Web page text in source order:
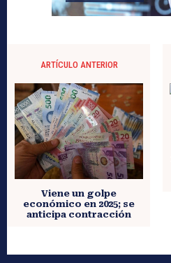
ARTÍCULO ANTERIOR
Viene un golpe
económico en 2025; se
anticipa contracción